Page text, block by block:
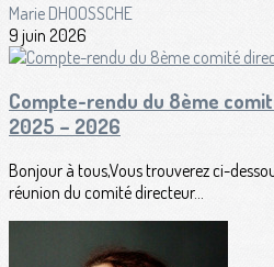
Marie DHOOSSCHE
9 juin 2026
Compte-rendu du 8ème
2025 – 2026
Bonjour à tous,Vous trouverez ci-
réunion du comité directeur...